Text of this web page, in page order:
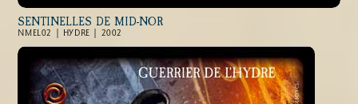
SENTINELLES DE MID-NOR
NMEL02 | HYDRE | 2002